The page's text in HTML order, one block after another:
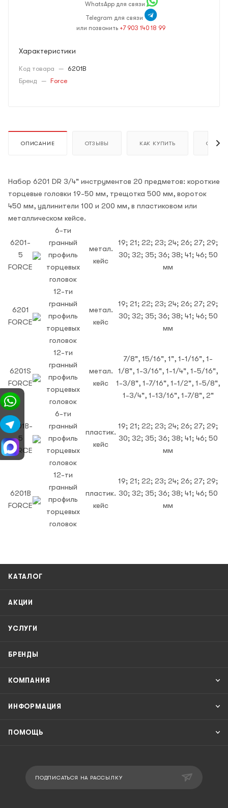
WhatsApp для связи
Telegram для связи
или позвонить +7 903 140 18 99
Характеристики
Код товара — 6201B
Бренд — Force
ОПИСАНИЕ ОТЗЫВЫ КАК КУПИТЬ ОПЛАТА
Набор 6201 DR 3/4" инструментов 20 предметов: короткие
торцевые головки 19-50 мм, трещотка 500 мм, вороток
450 мм, удлинители 100 и 200 мм, в пластиковом или
металлическом кейсе.
6201-
5
FORCE
6-ти
гранный
профиль
торцевых
головок
метал.
кейс
19; 21; 22; 23; 24; 26; 27; 29;
30; 32; 35; 36; 38; 41; 46; 50
мм
6201
FORCE
12-ти
гранный
профиль
торцевых
головок
метал.
кейс
19; 21; 22; 23; 24; 26; 27; 29;
30; 32; 35; 36; 38; 41; 46; 50
мм
6201S
FORCE
12-ти
гранный
профиль
торцевых
головок
метал.
кейс
7/8", 15/16", 1", 1-1/16", 1-
1/8", 1-3/16", 1-1/4", 1-5/16",
1-3/8", 1-7/16", 1-1/2", 1-5/8",
1-3/4", 1-13/16", 1-7/8", 2"
6201B-
5
FORCE
6-ти
гранный
профиль
торцевых
головок
пластик.
кейс
19; 21; 22; 23; 24; 26; 27; 29;
30; 32; 35; 36; 38; 41; 46; 50
мм
6201B
FORCE
12-ти
гранный
профиль
торцевых
головок
пластик.
кейс
19; 21; 22; 23; 24; 26; 27; 29;
30; 32; 35; 36; 38; 41; 46; 50
мм
КАТАЛОГ
АКЦИИ
УСЛУГИ
БРЕНДЫ
КОМПАНИЯ
ИНФОРМАЦИЯ
ПОМОЩЬ
ПОДПИСАТЬСЯ НА РАССЫЛКУ